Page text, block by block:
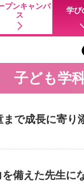
プンキャンパ
ス
学び
子ども学
で成長に寄り
備えた先生に